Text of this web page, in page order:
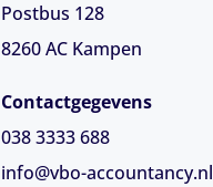
Postbus 128
8260 AC Kampen
Contactgegevens
038 3333 688
info@vbo-accountancy.nl